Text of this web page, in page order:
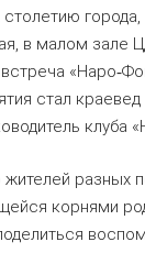
в малом зале
«Наро‑
стал
клуба
разных
корнями